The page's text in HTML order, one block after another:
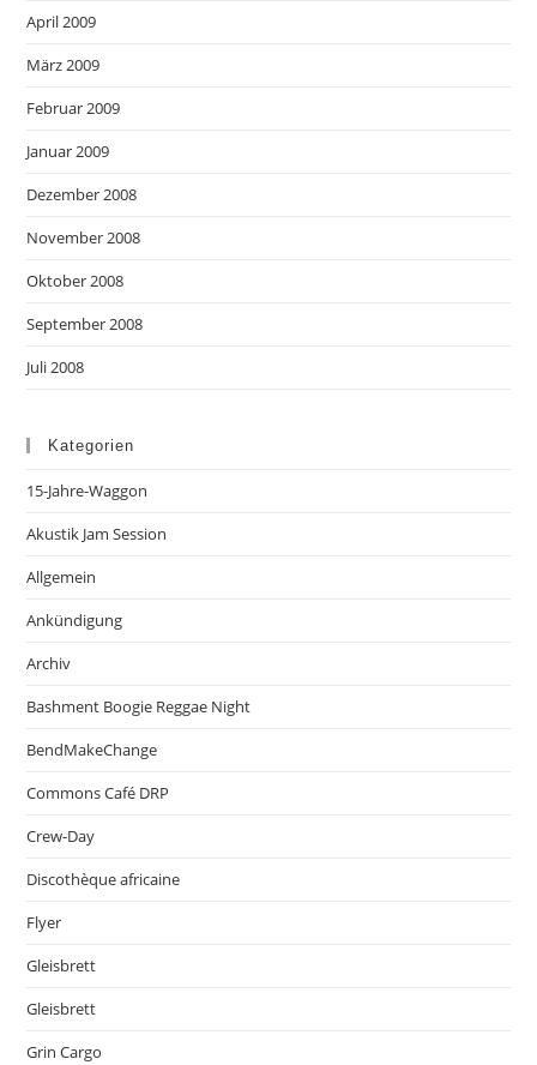
April 2009
März 2009
Februar 2009
Januar 2009
Dezember 2008
November 2008
Oktober 2008
September 2008
Juli 2008
Kategorien
15-Jahre-Waggon
Akustik Jam Session
Allgemein
Ankündigung
Archiv
Bashment Boogie Reggae Night
BendMakeChange
Commons Café DRP
Crew-Day
Discothèque africaine
Flyer
Gleisbrett
Gleisbrett
Grin Cargo